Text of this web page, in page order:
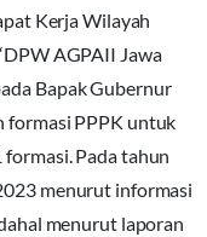
Kerja Wilayah
AGPAII Jawa
Bapak Gubernur
formasi PPPK untuk
Pada tahun
menurut informasi
menurut laporan